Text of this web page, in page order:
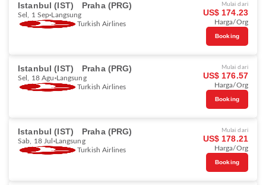
Istanbul (IST) Praha (PRG)
Sel, 1 Sep Langsung
Turkish Airlines
Mulai dari
US$ 174.23
Harga/Org
Booking
Istanbul (IST) Praha (PRG)
Sel, 18 Agu Langsung
Turkish Airlines
Mulai dari
US$ 176.57
Harga/Org
Booking
Istanbul (IST) Praha (PRG)
Sab, 18 Jul
Langsung
Turkish Airlines
Mulai dari
US$ 178.21
Harga/Org
Booking